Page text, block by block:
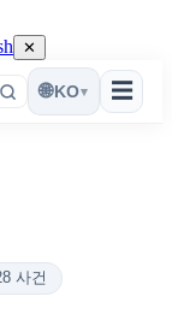
✕
☰
🌐KO▾
사건